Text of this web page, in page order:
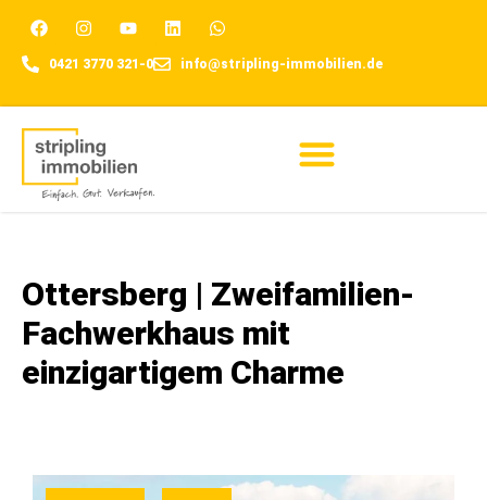
0421 3770 321-0 info@stripling-immobilien.de
Ottersberg | Zweifamilien-
Fachwerkhaus mit
einzigartigem Charme